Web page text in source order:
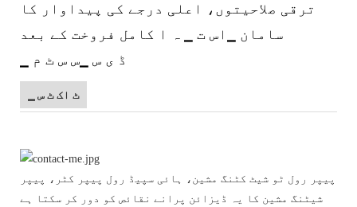
ترقی صلاحیتوں، اعلی درجے کی پیداوار کا
سامان ▁اس ت ▁ ہ ا کامل فروخت کے بعد
▁ ڈ ی س ▁س س ٹ م
▁ ٹ اک ٹ س
پیپر رول ٹو شیٹ کٹنگ مشین، ہائی سپیڈ رول پیپر کٹر، پیپر
شیٹنگ مشین کا یہ ڈیزائن پرانے نقائص کو دور کر سکتا ہے